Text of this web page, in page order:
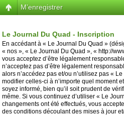
M’enregistrer
Le Journal Du Quad - Inscription
En accédant à « Le Journal Du Quad »
« nos », « Le Journal Du Quad », « http://
vous acceptez d’être légalement
n’acceptez pas d’être légalement
alors n’accédez pas et/ou n’utilisez pas «
modifier celles-ci à n’importe quel moment
soyez informé, bien qu’il soit prudent de
même. Si vous continuez d’utiliser « Le
changements ont été effectués, vous
des conditions découlant des mises à jour